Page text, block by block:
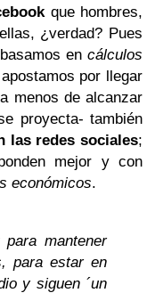
que hombres,
¿verdad? Pues
en cálculos
por llegar
menos de alcanzar
proyecta- también
las redes sociales;
mejor y con
económicos.
para mantener
para estar en
y siguen ´un